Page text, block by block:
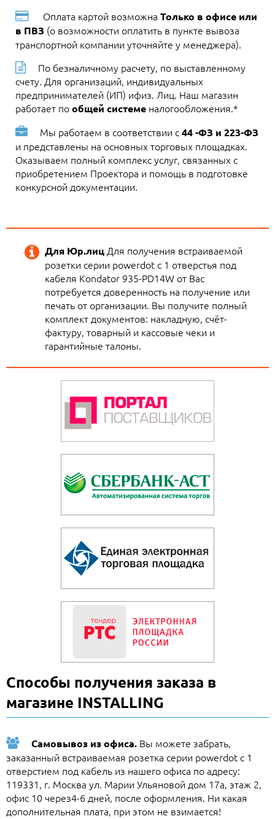
Оплата картой возможна Только в офисе или
в ПВЗ (о возможности оплатить в пункте вывоза
транспортной компании уточняйте у менеджера).
По безналичному расчету, по выставленному
счету. Для организаций, индивидуальных
предпринимателей (ИП) ифиз. Лиц. Наш магазин
работает пообщей системе налогообложения.*
Мы работаем в соответствии с44 -ФЗ и 223-ФЗ
и представлены на основных торговых площадках.
Оказываем полный комплекс услуг, связанных с
приобретением Проектора и помощь в подготовке
конкурсной документации.
Для Юр.лицДля получения встраиваемой
розетки серии powerdot с 1 отверстья под
кабеля Kondator 935-PD14W от Вас
потребуется доверенность на получение или
печать от организации. Вы получите полный
комплект документов: накладную, счёт-
фактуру, товарный и кассовые чеки и
гарантийные талоны.
Способы получения заказа в
магазине INSTALLING
Самовывоз из офиса. Вы можете забрать,
заказанный встраиваемая розетка серии powerdot с 1
отверстием под кабель из нашего офиса по адресу:
119331, г. Москва ул. Марии Ульяновой дом 17а, этаж 2,
офис 10 через4-6 дней, после оформления. Ни какая
дополнительная плата, при этом не взимается!